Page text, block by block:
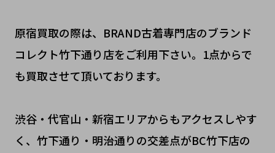
原宿買取の際は、BRAND古着専門店のブランド
コレクト竹下通り店をご利用下さい。1点からで
も買取させて頂いております。
渋谷・代官山・新宿エリアからもアクセスしやす
く、竹下通り・明治通りの交差点がBC竹下店の